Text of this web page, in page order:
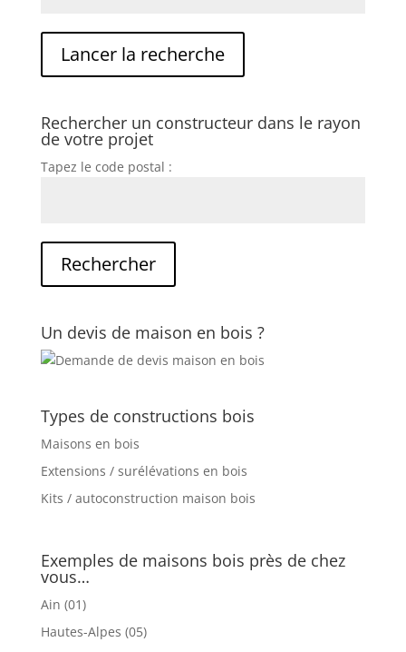
Rechercher un constructeur dans le rayon
de votre projet
Tapez le code postal :
Un devis de maison en bois ?
Types de constructions bois
Maisons en bois
Extensions / surélévations en bois
Kits / autoconstruction maison bois
Exemples de maisons bois près de chez
vous…
Ain (01)
Hautes-Alpes (05)